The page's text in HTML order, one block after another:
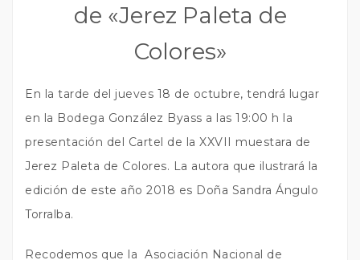
de «Jerez Paleta de
Colores»
En la tarde del jueves 18 de octubre, tendrá lugar
en la Bodega González Byass a las 19:00 h la
presentación del Cartel de la XXVII muestara de
Jerez Paleta de Colores. La autora que ilustrará la
edición de este año 2018 es Doña Sandra Ángulo
Torralba.
Recodemos que la Asociación Nacional de